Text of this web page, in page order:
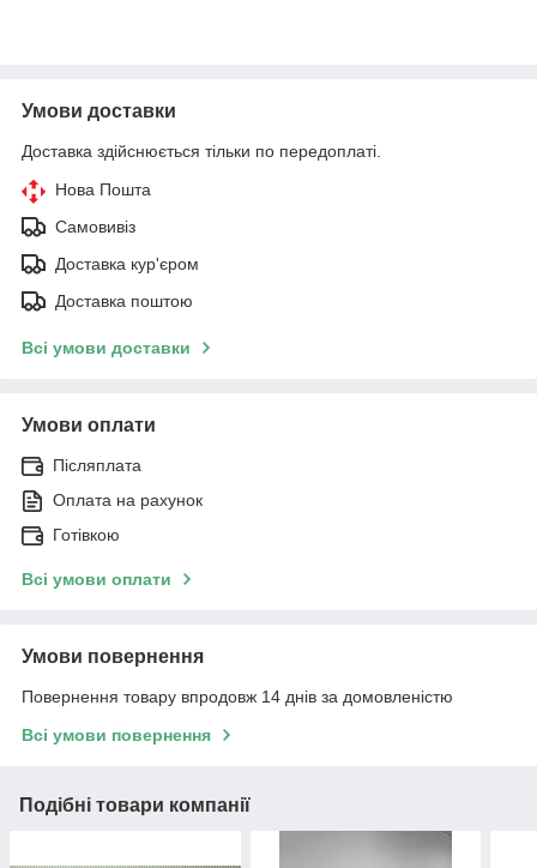
Умови доставки
Доставка здійснюється тільки по передоплаті.
Нова Пошта
Самовивіз
Доставка кур'єром
Доставка поштою
Всі умови доставки
Умови оплати
Післяплата
Оплата на рахунок
Готівкою
Всі умови оплати
Умови повернення
Повернення товару впродовж 14 днів за домовленістю
Всі умови повернення
Подібні товари компанії